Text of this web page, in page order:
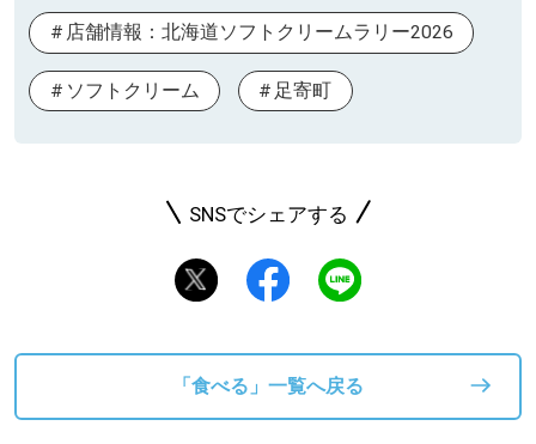
店舗情報：北海道ソフトクリームラリー2026
ソフトクリーム 足寄町
SNSでシェアする
「食べる」一覧へ戻る